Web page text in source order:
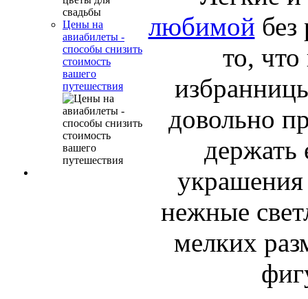
Цены на
авиабилеты -
способы снизить
стоимость
вашего
путешествия
любимой без
то,
довольно
держать
украшения
нежные
мелких